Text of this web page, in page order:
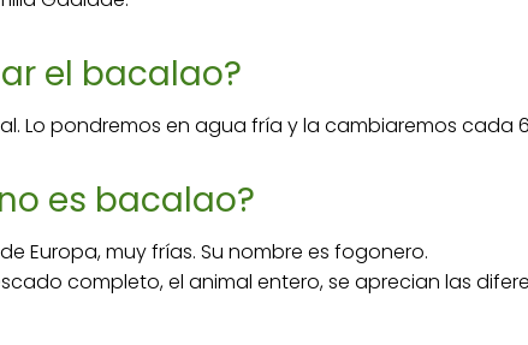
el bacalao?
Lo pondremos en agua fría y la cambiaremos cada
es bacalao?
Europa, muy frías. Su nombre es fogonero.
completo, el animal entero, se aprecian las